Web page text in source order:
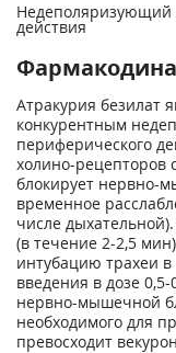
Недеполяризующий
действия
Атракурия безилат
конкурентным
периферического
холино-рецепторов
блокирует нервно-
временное
числе
(в течение 2-2,5
интубацию трахеи
введения в дозе
нервно-мышечной
необходимого для
превосходит